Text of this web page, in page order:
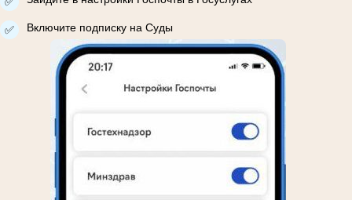
✅ Включите подписку на Суды